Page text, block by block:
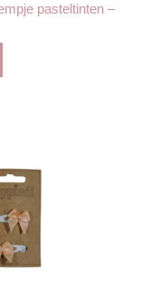
pasteltinten –